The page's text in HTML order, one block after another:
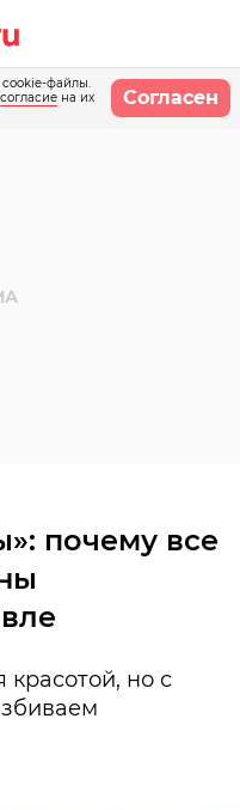
файлы.
согласие на их
Согласен
почему все
но с